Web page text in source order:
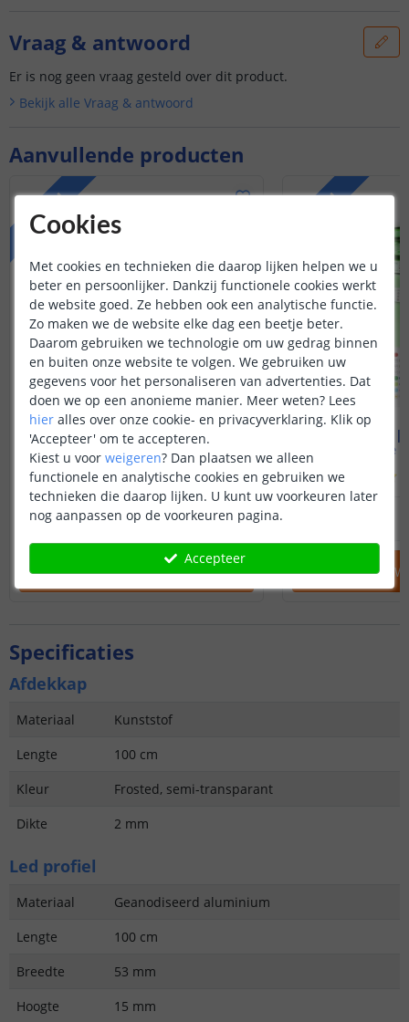
Aanvullende producten
PREMIUM
PREMIUM | Helder wit
Complete set | 1 meter
(63 reviews)
OP VOORRAAD 24,95
IN WINKELWAGEN
PREMIUM
PREMIUM
Complete
IN
Vraag & antwoord
Er is nog geen vraag gesteld over dit product.
Bekijk alle Vraag & antwoord
Specificaties
Afdekkap
Materiaal
Kunststof
Lengte
100 cm
Kleur
Frosted, semi-transparant
Dikte
2 mm
Led profiel
Materiaal
Geanodiseerd aluminium
Lengte
100 cm
Breedte
53 mm
Hoogte
15 mm
Cookies
Met cookies en technieken die daarop lijken helpen we u
beter en persoonlijker. Dankzij functionele cookies werkt
de website goed. Ze hebben ook een analytische functie.
Zo maken we de website elke dag een beetje beter.
Daarom gebruiken we technologie om uw gedrag binnen
en buiten onze website te volgen. We gebruiken uw
gegevens voor het personaliseren van advertenties. Dat
doen we op een anonieme manier. Meer weten? Lees
hier alles over onze cookie- en privacyverklaring. Klik op
'Accepteer' om te accepteren.
Kiest u voor weigeren? Dan plaatsen we alleen
functionele en analytische cookies en gebruiken we
technieken die daarop lijken. U kunt uw voorkeuren later
nog aanpassen op de voorkeuren pagina.
Accepteer